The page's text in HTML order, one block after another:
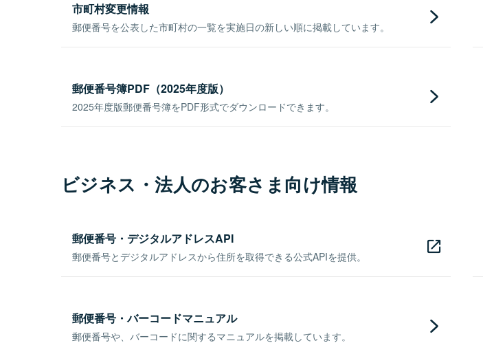
市町村変更情報
郵便番号を公表した市町村の一覧を実施日の新しい順に掲載しています。
郵便番号簿PDF（2025年度版）
2025年度版郵便番号簿をPDF形式でダウンロードできます。
ビジネス・法人のお客さま向け情報
郵便番号・デジタルアドレスAPI
郵便番号とデジタルアドレスから住所を取得できる公式APIを提供。
郵便番号・バーコードマニュアル
郵便番号や、バーコードに関するマニュアルを掲載しています。